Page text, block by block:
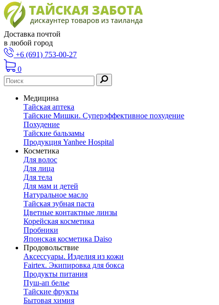
Доставка почтой
в любой город
+6 (691) 753-00-27
0
Медицина
Тайская аптека
Тайские Мишки. Суперэффективное похудение
Похудение
Тайские бальзамы
Продукция Yanhee Hospital
Косметика
Для волос
Для лица
Для тела
Для мам и детей
Натуральное масло
Тайская зубная паста
Цветные контактные линзы
Корейская косметика
Пробники
Японская косметика Daiso
Продовольствие
Аксессуары. Изделия из кожи
Fairtex. Экипировка для бокса
Продукты питания
Пуш-ап белье
Тайские фрукты
Бытовая химия